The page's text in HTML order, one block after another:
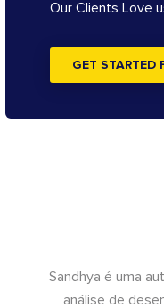
Our Clients Love
GET STARTED
Sandhya é uma
análise de